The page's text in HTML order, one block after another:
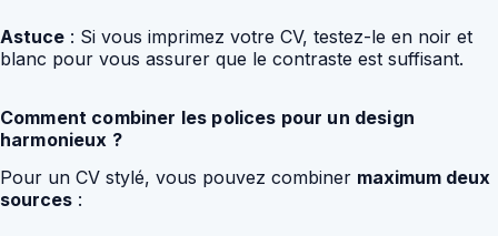
Astuce : Si vous imprimez votre CV, testez-le en noir et
blanc pour vous assurer que le contraste est suffisant.
Comment combiner les polices pour un design
harmonieux ?
Pour un CV stylé, vous pouvez combiner maximum deux
sources :